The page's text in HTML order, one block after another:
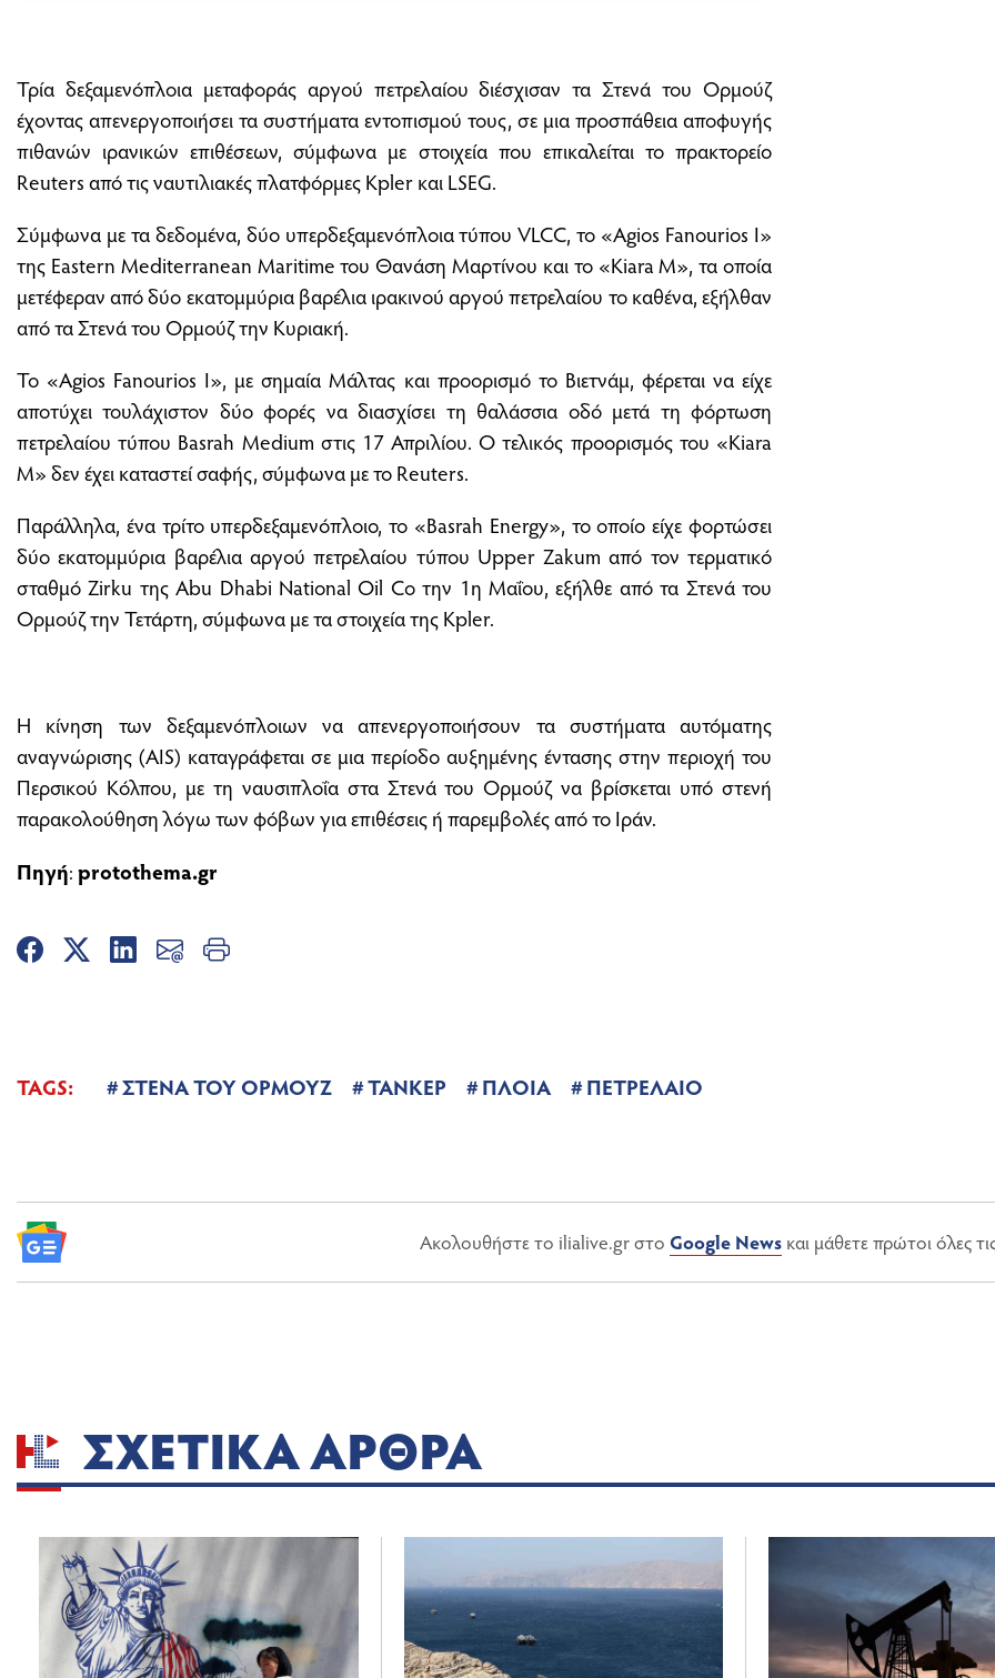
Τρία δεξαμενόπλοια μεταφοράς αργού πετρελαίου διέσχισαν τα Στενά του Ορμούζ
έχοντας απενεργοποιήσει τα συστήματα εντοπισμού τους, σε μια προσπάθεια αποφυγής
πιθανών ιρανικών επιθέσεων, σύμφωνα με στοιχεία που επικαλείται το πρακτορείο
Reuters από τις ναυτιλιακές πλατφόρμες Kpler και LSEG.
Σύμφωνα με τα δεδομένα, δύο υπερδεξαμενόπλοια τύπου VLCC, το «Agios Fanourios I»
της Eastern Mediterranean Maritime του Θανάση Μαρτίνου και το «Kiara M», τα οποία
μετέφεραν από δύο εκατομμύρια βαρέλια ιρακινού αργού πετρελαίου το καθένα, εξήλθαν
από τα Στενά του Ορμούζ την Κυριακή.
Το «Agios Fanourios I», με σημαία Μάλτας και προορισμό το Βιετνάμ, φέρεται να είχε
αποτύχει τουλάχιστον δύο φορές να διασχίσει τη θαλάσσια οδό μετά τη φόρτωση
πετρελαίου τύπου Basrah Medium στις 17 Απριλίου. Ο τελικός προορισμός του «Kiara
M» δεν έχει καταστεί σαφής, σύμφωνα με το Reuters.
Παράλληλα, ένα τρίτο υπερδεξαμενόπλοιο, το «Basrah Energy», το οποίο είχε φορτώσει
δύο εκατομμύρια βαρέλια αργού πετρελαίου τύπου Upper Zakum από τον τερματικό
σταθμό Zirku της Abu Dhabi National Oil Co την 1η Μαΐου, εξήλθε από τα Στενά του
Ορμούζ την Τετάρτη, σύμφωνα με τα στοιχεία της Kpler.
Η κίνηση των δεξαμενόπλοιων να απενεργοποιήσουν τα συστήματα αυτόματης
αναγνώρισης (AIS) καταγράφεται σε μια περίοδο αυξημένης έντασης στην περιοχή του
Περσικού Κόλπου, με τη ναυσιπλοΐα στα Στενά του Ορμούζ να βρίσκεται υπό στενή
παρακολούθηση λόγω των φόβων για επιθέσεις ή παρεμβολές από το Ιράν.
Πηγή:protothema.gr
TAGS: ΣΤΕΝΑ ΤΟΥ ΟΡΜΟΥΖ ΤΑΝΚΕΡ ΠΛΟΙΑ ΠΕΤΡΕΛΑΙΟ
Ακολουθήστε το ilialive.gr στο Google Newsκαι μάθετε πρώτοι όλες
ΣΧΕΤΙΚΆ ΆΡΘΡΑ